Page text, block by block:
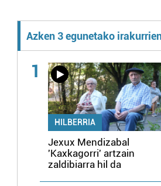
Azken 3 egunetako
1
HILBERRIA
Jexux Mendizabal
'Kaxkagorri' artzain
zaldibiarra hil da